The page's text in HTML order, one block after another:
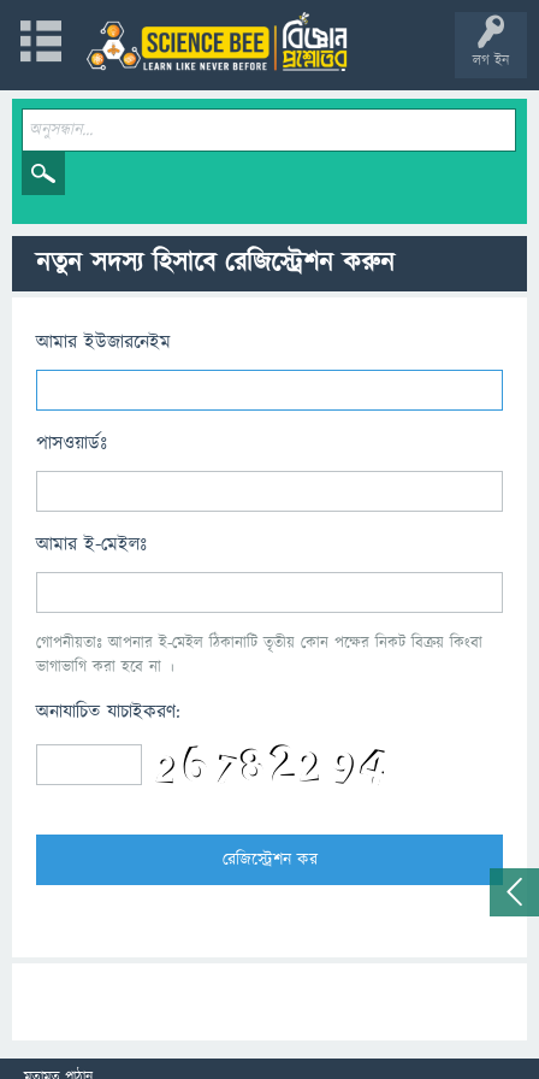
লগ ইন
নতুন সদস্য হিসাবে রেজিস্ট্রেশন করুন
আমার ইউজারনেইম
পাসওয়ার্ডঃ
আমার ই-মেইলঃ
গোপনীয়তাঃ আপনার ই-মেইল ঠিকানাটি তৃতীয় কোন পক্ষের নিকট বিক্রয় কিংবা
ভাগাভাগি করা হবে না ।
অনাযাচিত যাচাইকরণ: